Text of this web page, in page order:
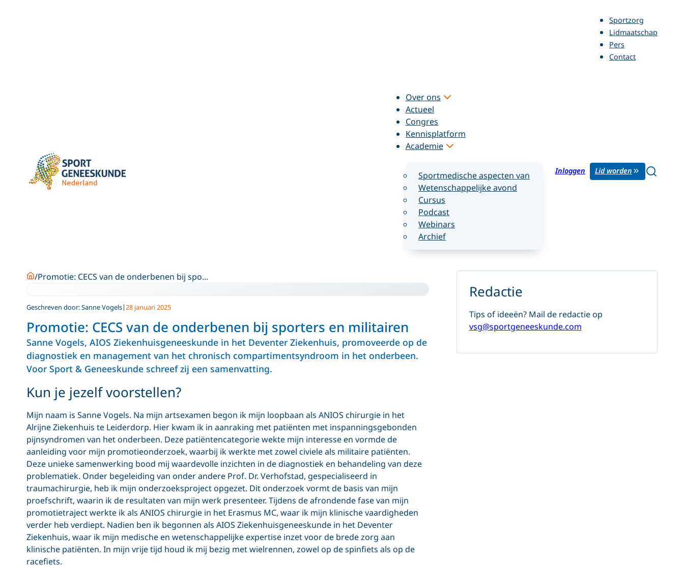
Sportzorg
Lidmaatschap
Pers
Contact
Over ons
Actueel
Congres
Kennisplatform
Academie
Sportmedische aspecten van
Wetenschappelijke avond
Cursus
Podcast
Webinars
Archief
Inloggen Lid worden
HomePromotie: CECS van de onderbenen bij spo...
Promotie: CECS van de onderbenen bij sporters en militairen
Geschreven door: Sanne Vogels 28 januari 2025
Sanne Vogels, AIOS Ziekenhuisgeneeskunde in het Deventer Ziekenhuis, promoveerde op de
diagnostiek en management van het chronisch compartimentsyndroom in het onderbeen.
Voor Sport & Geneeskunde schreef zij een samenvatting.
Kun je jezelf voorstellen?
Mijn naam is Sanne Vogels. Na mijn artsexamen begon ik mijn loopbaan als ANIOS chirurgie in het
Alrijne Ziekenhuis te Leiderdorp. Hier kwam ik in aanraking met patiënten met inspanningsgebonden
pijnsyndromen van het onderbeen. Deze patiëntencategorie wekte mijn interesse en vormde de
aanleiding voor mijn promotieonderzoek, waarbij ik werkte met zowel civiele als militaire patiënten.
Deze unieke samenwerking bood mij waardevolle inzichten in de diagnostiek en behandeling van deze
problematiek. Onder begeleiding van onder andere Prof. Dr. Verhofstad, gespecialiseerd in
traumachirurgie, heb ik mijn onderzoeksproject opgezet. Dit onderzoek vormt de basis van mijn
proefschrift, waarin ik de resultaten van mijn werk presenteer. Tijdens de afrondende fase van mijn
promotietraject werkte ik als ANIOS chirurgie in het Erasmus MC, waar ik mijn klinische vaardigheden
verder heb verdiept. Nadien ben ik begonnen als AIOS Ziekenhuisgeneeskunde in het Deventer
Ziekenhuis, waar ik mijn medische en wetenschappelijke expertise inzet voor de brede zorg aan
klinische patiënten. In mijn vrije tijd houd ik mij bezig met wielrennen, zowel op de spinfiets als op de
racefiets.
Redactie
Tips of ideeën? Mail de redactie op
vsg@sportgeneeskunde.com